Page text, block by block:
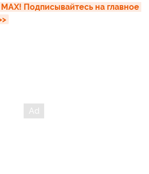
Подписывайтесь на главное